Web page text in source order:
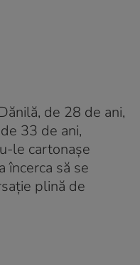
de 28 de ani,
33 de ani,
le cartonașe
încerca să se
plină de